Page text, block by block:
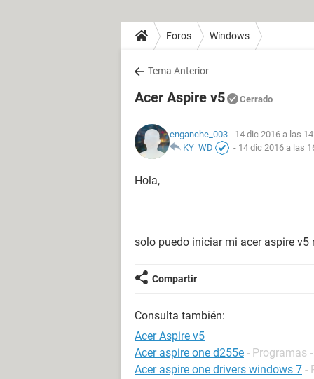
Foros Windows
Tema Anterior
Acer Aspire v5 Cerrado
enganche_003 - 14 dic 2016 a las
KY_WD
- 14 dic 2016 a las
Hola,
solo puedo iniciar mi acer aspire v5
Compartir
Consulta también:
Acer Aspire v5
Acer aspire one d255e - Programas
Acer aspire one drivers windows 7 -